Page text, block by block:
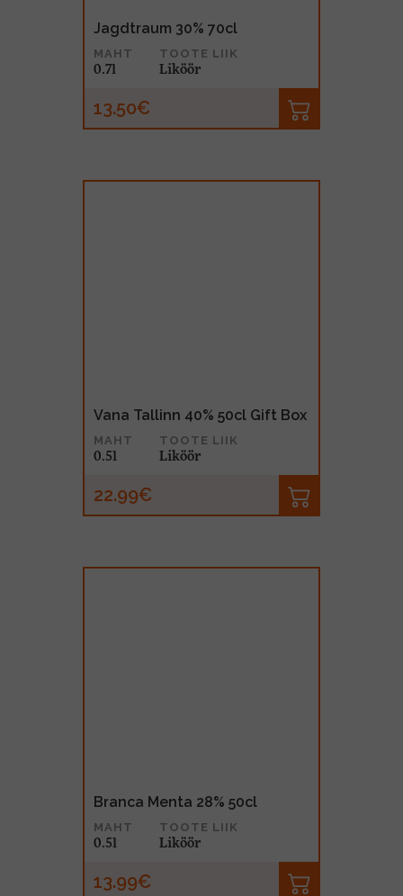
Jagdtraum 30% 70cl
MAHT
0.7l
TOOTE LIIK
Liköör
13.50€
Vana Tallinn 40% 50cl Gift Box
MAHT
0.5l
TOOTE LIIK
Liköör
22.99€
Branca Menta 28% 50cl
MAHT
0.5l
TOOTE LIIK
Liköör
13.99€